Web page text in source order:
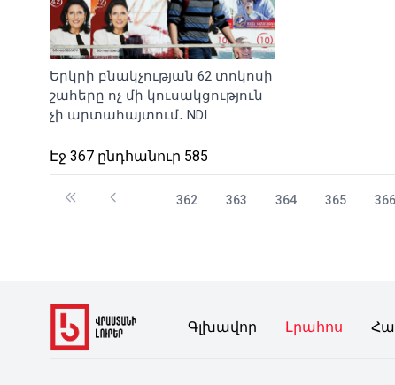
Երկրի բնակչության 62 տոկոսի
շահերը ոչ մի կուսակցություն
չի արտահայտում․ NDI
Էջ 367 ընդհանուր 585
362 363 364 365 366
Գլխավոր Լրահոս